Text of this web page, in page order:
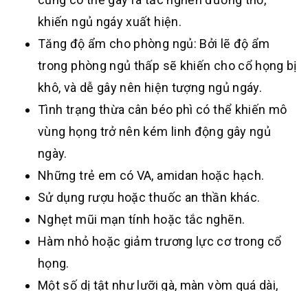
khiến ngủ ngáy xuất hiện.
Tăng độ ẩm cho phòng ngủ: Bởi lẽ độ ẩm
trong phòng ngủ thấp sẽ khiến cho cổ họng bị
khô, và dễ gây nên hiện tượng ngủ ngáy.
Tình trạng thừa cân béo phì có thể khiến mô
vùng họng trở nên kém linh động gây ngủ
ngày.
Những trẻ em có VA, amidan hoặc hạch.
Sử dụng rượu hoặc thuốc an thần khác.
Nghẹt mũi mạn tính hoặc tắc nghẽn.
Hàm nhỏ hoặc giảm trương lực cơ trong cổ
họng.
Một số dị tật như lưỡi gà, màn vòm quá dài,